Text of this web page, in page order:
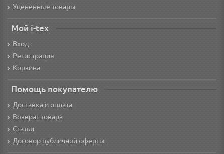
Уцененные товары
Мой i-tex
Вход
Регистрация
Корзина
Помощь покупателю
Доставка и оплата
Возврат товара
Статьи
Договор публичной оферты